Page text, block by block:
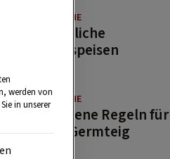
GUTE KÜCHE
11 köstliche
Fastenspeisen
GUTE KÜCHE
10 goldene Regeln für
guten Germteig
werden von
in unserer